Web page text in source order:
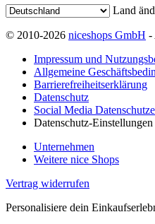
Land
© 2010-2026 niceshops GmbH -
Impressum und
Allgemeine
Barrierefreiheitserklärung
Datenschutz
Social Media
Datenschutz-Einstellungen
Unternehmen
Weitere nice Shops
Vertrag widerrufen
Personalisiere dein